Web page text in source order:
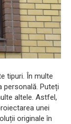
tipuri. În multe
personală. Puteți
altele. Astfel,
unei
originale în